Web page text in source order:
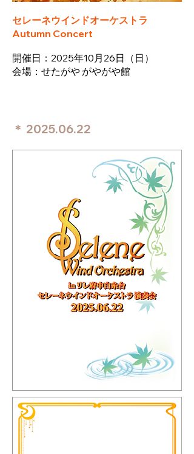
セレーネウインドオーケストラ
Autumn Concert
​開催日：2025年10月26日 （ 日）
​会場：せたがや がやがや館​
＊ 2025.06.22